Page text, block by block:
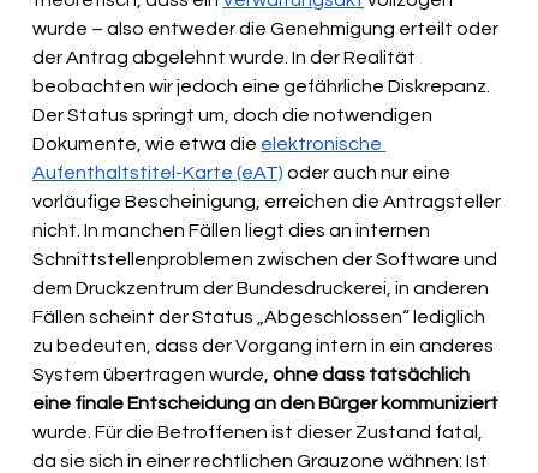
wurde – also entweder die Genehmigung erteilt oder
der Antrag abgelehnt wurde. In der Realität
beobachten wir jedoch eine gefährliche Diskrepanz.
Der Status springt um, doch die notwendigen
Dokumente, wie etwa die elektronische
Aufenthaltstitel-Karte (eAT) oder auch nur eine
vorläufige Bescheinigung, erreichen die Antragsteller
nicht. In manchen Fällen liegt dies an internen
Schnittstellenproblemen zwischen der Software und
dem Druckzentrum der Bundesdruckerei, in anderen
Fällen scheint der Status „Abgeschlossen“ lediglich
zu bedeuten, dass der Vorgang intern in ein anderes
System übertragen wurde, ohne dass tatsächlich
eine finale Entscheidung an den Bürger kommuniziert
wurde. Für die Betroffenen ist dieser Zustand fatal,
da sie sich in einer rechtlichen Grauzone wähnen: Ist